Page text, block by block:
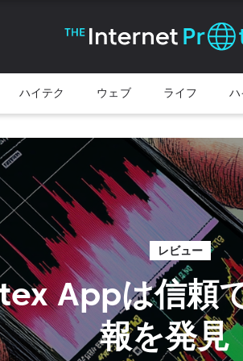
ハイテク ウェブ ライフ
レビュー
Appは信頼
報を発見